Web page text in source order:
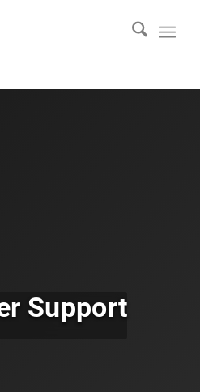
Support